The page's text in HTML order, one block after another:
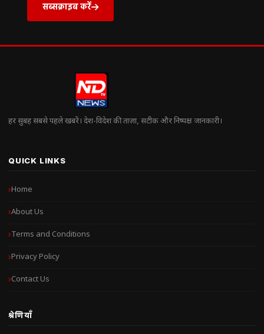
सब्सक्राइब करें
हर सुबह सबसे पहले खबरें। देश-विदेश की ताज़ा, सटीक और निष्पक्ष जानकारी।
QUICK LINKS
Home
About Us
Terms and Conditions
Privacy Policy
Contact Us
श्रेणियाँ